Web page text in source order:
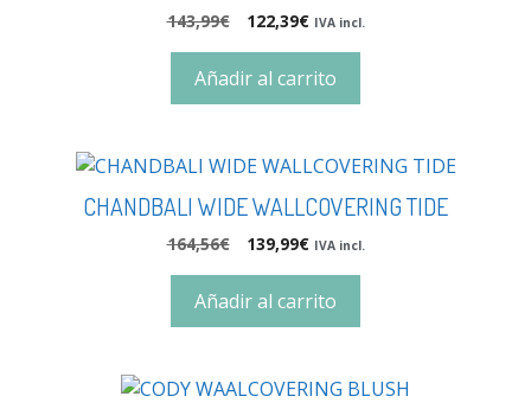
143,99€ 122,39€ IVA incl.
Añadir al carrito
CHANDBALI WIDE WALLCOVERING TIDE
164,56€ 139,99€ IVA incl.
Añadir al carrito